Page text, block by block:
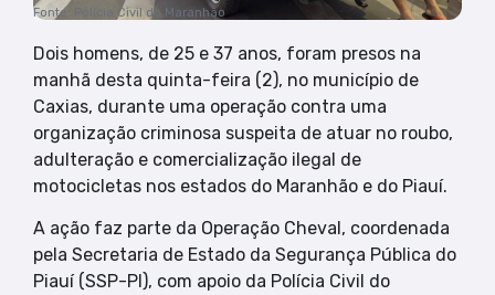
Fonte: Polícia Civil do Maranhão
Dois homens, de 25 e 37 anos, foram presos na
manhã desta quinta-feira (2), no município de
Caxias, durante uma operação contra uma
organização criminosa suspeita de atuar no roubo,
adulteração e comercialização ilegal de
motocicletas nos estados do Maranhão e do Piauí.
A ação faz parte da Operação Cheval, coordenada
pela Secretaria de Estado da Segurança Pública do
Piauí (SSP-PI), com apoio da Polícia Civil do